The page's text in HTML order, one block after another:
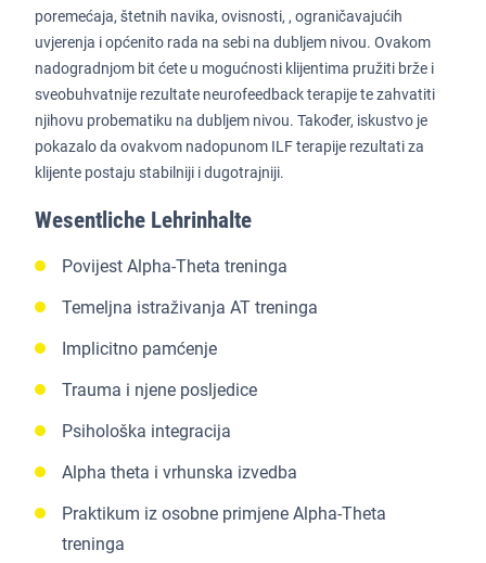
poremećaja, štetnih navika, ovisnosti, , ograničavajućih
uvjerenja i općenito rada na sebi na dubljem nivou. Ovakom
nadogradnjom bit ćete u mogućnosti klijentima pružiti brže i
sveobuhvatnije rezultate neurofeedback terapije te zahvatiti
njihovu probematiku na dubljem nivou. Također, iskustvo je
pokazalo da ovakvom nadopunom ILF terapije rezultati za
klijente postaju stabilniji i dugotrajniji.
Wesentliche Lehrinhalte
Povijest Alpha-Theta treninga
Temeljna istraživanja AT treninga
Implicitno pamćenje
Trauma i njene posljedice
Psihološka integracija
Alpha theta i vrhunska izvedba
Praktikum iz osobne primjene Alpha-Theta
treninga